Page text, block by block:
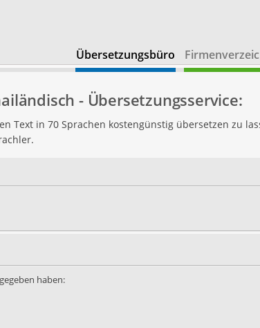
Übersetzungsbüro
- Übersetzungsservice:
Text in 70 Sprachen kostengünstig übersetzen zu
haben: